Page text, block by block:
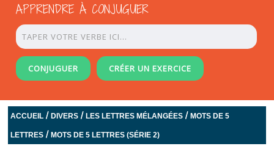
APPRENDRE À CONJUGUER
CONJUGUER CRÉER UN EXERCICE
ACCUEIL /DIVERS /LES LETTRES MÉLANGÉES /MOTS DE 5
LETTRES /MOTS DE 5 LETTRES (SÉRIE 2)